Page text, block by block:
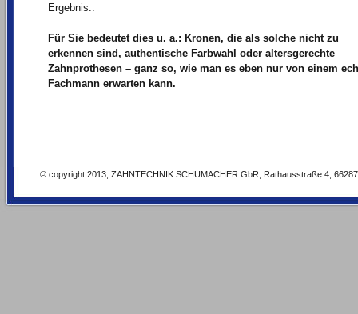
Ergebnis..
Für Sie bedeutet dies u. a.: Kronen, die als solche nicht zu
erkennen sind, authentische Farbwahl oder altersgerechte
Zahnprothesen – ganz so, wie man es eben nur von einem
Fachmann erwarten kann.
© copyright 2013, ZAHNTECHNIK SCHUMACHER GbR, Rathausstraße 4,